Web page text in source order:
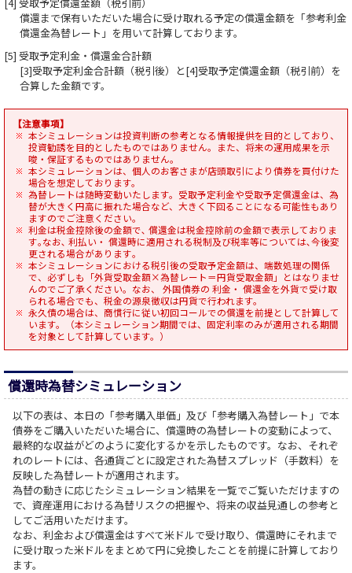
償還まで保有いただいた場合に受け取れる予定の償還金額を「参考利金
償還金為替レート」を用いて計算しております。
[5] 受取予定利金・償還金合計額
[3]受取予定利金合計額（税引後）と[4]受取予定償還金額（税引前）を
合算した金額です。
【注意事項】
本シミュレーションは投資判断の参考となる情報提供を目的としており、
投資勧誘を目的としたものではありません。また、将来の運用成果を示
唆・保証するものではありません。
本シミュレーションは、個人のお客さまが店頭取引により債券を買付けた
場合を想定しております。
為替レートは随時変動いたします。受取予定利金や受取予定償還金は、為
替が大きく円高に振れた場合など、大きく下回ることになる可能性もあり
ますのでご注意ください｡
利金は税金控除後の金額で､ 償還金は税金控除前の金額で表示しておりま
す｡なお､ 利払い・ 償還時に適用される税制及び税率等については､今後変
更される場合があります｡
本シミュレーションにおける税引後の受取予定金額は、端数処理の関係
で、必ずしも「外貨受取金額×為替レート＝円貨受取金額」とはなりませ
んのでご了承ください。なお、 外国債券の 利金・ 償還金を外貨で受け取
られる場合でも、税金の源泉徴収は円貨で行われます。
永久債の場合は、商慣行に従い初回コールでの償還を前提として計算して
います。（本シミュレーション期間では、固定利率のみが適用される期間
を対象として計算しています。）
償還時為替シミュレーション
以下の表は、本日の「参考購入単価」及び「参考購入為替レート」で本
債券をご購入いただいた場合に、償還時の為替レートの変動によって、
最終的な収益がどのように変化するかを示したものです。なお、それぞ
れのレートには、各通貨ごとに設定された為替スプレッド（手数料）を
反映した為替レートが適用されます。
為替の動きに応じたシミュレーション結果を一覧でご覧いただけますの
で、資産運用における為替リスクの把握や、将来の収益見通しの参考と
してご活用いただけます。
なお、利金および償還金はすべて米ドルで受け取り、償還時にそれまで
に受け取った米ドルをまとめて円に兌換したことを前提に計算しており
ます。